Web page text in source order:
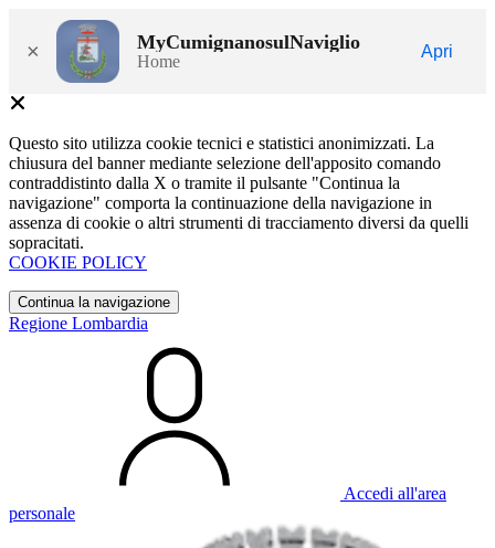
× MyCumignanosulNaviglio
Home
Apri
Questo sito utilizza cookie tecnici e statistici anonimizzati. La
chiusura del banner mediante selezione dell'apposito comando
contraddistinto dalla X o tramite il pulsante "Continua la
navigazione" comporta la continuazione della navigazione in
assenza di cookie o altri strumenti di tracciamento diversi da quelli
sopracitati.
COOKIE POLICY
Continua la navigazione
Regione Lombardia
Accedi all'area
personale